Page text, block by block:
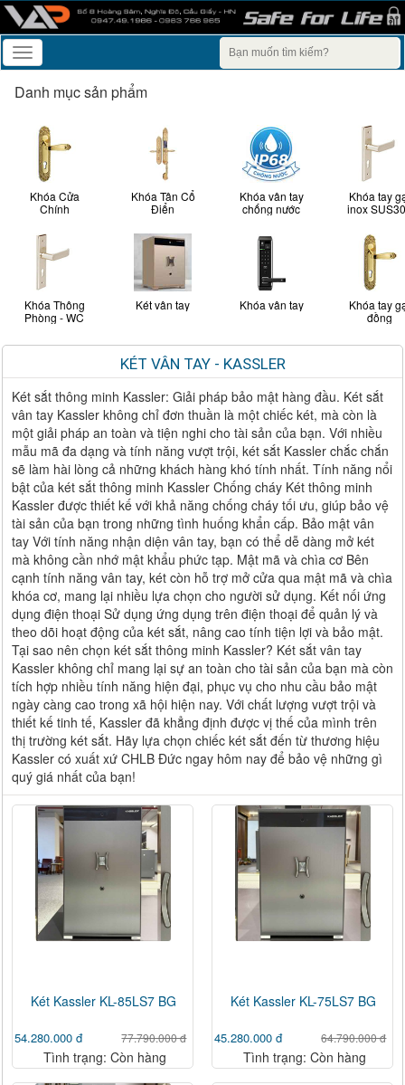
Toggle
navigation
Danh mục sản phẩm
Khóa Cửa
Chính
Khóa Thông
Phòng - WC
Khóa Tân Cổ
Điển
Két vân tay
Khóa vân tay
chống nước
Khóa vân tay
Khóa tay
inox
Khóa tay
đồng
KÉT VÂN TAY - KASSLER
Két sắt thông minh Kassler: Giải pháp bảo mật hàng đầu. Két sắt
vân tay Kassler không chỉ đơn thuần là một chiếc két, mà còn là
một giải pháp an toàn và tiện nghi cho tài sản của bạn. Với nhiều
mẫu mã đa dạng và tính năng vượt trội, két sắt Kassler chắc chắn
sẽ làm hài lòng cả những khách hàng khó tính nhất. Tính năng nổi
bật của két sắt thông minh Kassler Chống cháy Két thông minh
Kassler được thiết kế với khả năng chống cháy tối ưu, giúp bảo vệ
tài sản của bạn trong những tình huống khẩn cấp. Bảo mật vân
tay Với tính năng nhận diện vân tay, bạn có thể dễ dàng mở két
mà không cần nhớ mật khẩu phức tạp. Mật mã và chìa cơ Bên
cạnh tính năng vân tay, két còn hỗ trợ mở cửa qua mật mã và chìa
khóa cơ, mang lại nhiều lựa chọn cho người sử dụng. Kết nối ứng
dụng điện thoại Sử dụng ứng dụng trên điện thoại để quản lý và
theo dõi hoạt động của két sắt, nâng cao tính tiện lợi và bảo mật.
Tại sao nên chọn két sắt thông minh Kassler? Két sắt vân tay
Kassler không chỉ mang lại sự an toàn cho tài sản của bạn mà còn
tích hợp nhiều tính năng hiện đại, phục vụ cho nhu cầu bảo mật
ngày càng cao trong xã hội hiện nay. Với chất lượng vượt trội và
thiết kế tinh tế, Kassler đã khẳng định được vị thế của mình trên
thị trường két sắt. Hãy lựa chọn chiếc két sắt đến từ thương hiệu
Kassler có xuất xứ CHLB Đức ngay hôm nay để bảo vệ những gì
quý giá nhất của bạn!
Két Kassler KL-85LS7 BG
54.280.000 đ 77.790.000 đ
Tình trạng: Còn hàng
Két Kassler KL-75LS7 BG
45.280.000 đ 64.790.000 đ
Tình trạng: Còn hàng